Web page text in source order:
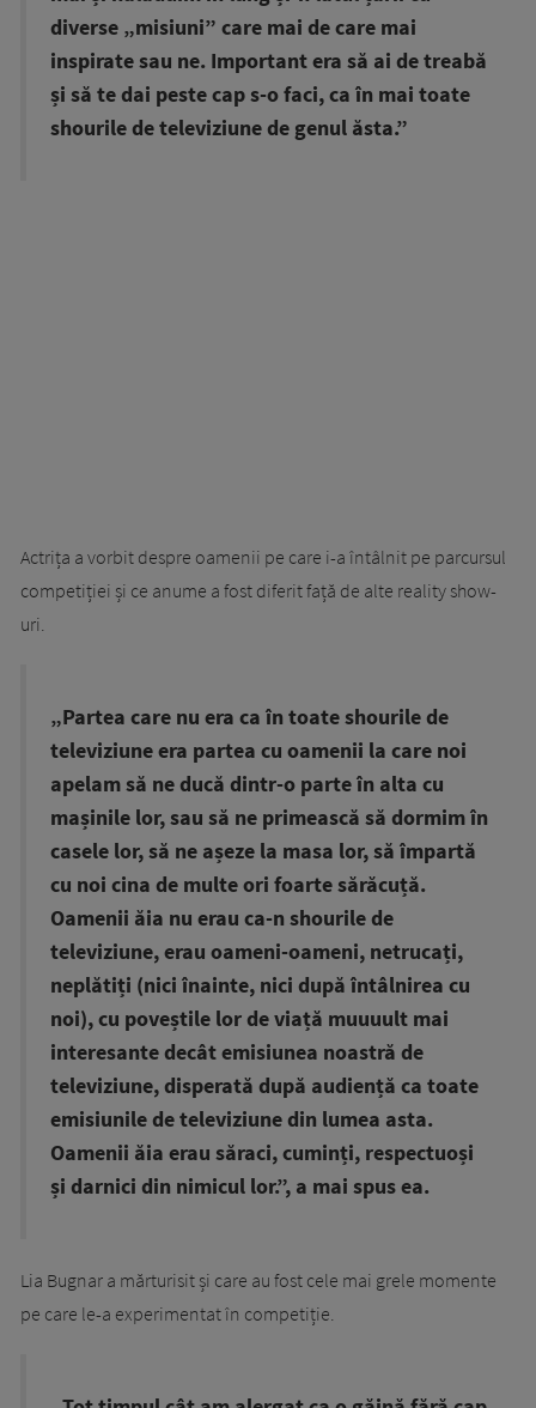
diverse „misiuni” care mai de care mai
inspirate sau ne. Important era să ai de treabă
și să te dai peste cap s-o faci, ca în mai toate
shourile de televiziune de genul ăsta.”
Actrița a vorbit despre oamenii pe care i-a întâlnit pe parcursul
competiției și ce anume a fost diferit față de alte reality show-
uri.
„Partea care nu era ca în toate shourile de
televiziune era partea cu oamenii la care noi
apelam să ne ducă dintr-o parte în alta cu
mașinile lor, sau să ne primească să dormim în
casele lor, să ne așeze la masa lor, să împartă
cu noi cina de multe ori foarte sărăcuță.
Oamenii ăia nu erau ca-n shourile de
televiziune, erau oameni-oameni, netrucați,
neplătiți (nici înainte, nici după întâlnirea cu
noi), cu poveștile lor de viață muuuult mai
interesante decât emisiunea noastră de
televiziune, disperată după audiență ca toate
emisiunile de televiziune din lumea asta.
Oamenii ăia erau săraci, cuminți, respectuoși
și darnici din nimicul lor.”, a mai spus ea.
Lia Bugnar a mărturisit și care au fost cele mai grele momente
pe care le-a experimentat în competiție.